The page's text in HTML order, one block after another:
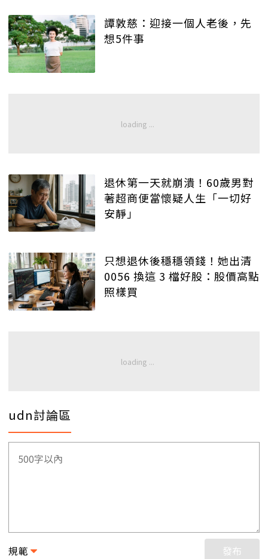
譚敦慈：迎接一個人老後，先
想5件事
退休第一天就崩潰！60歲男對
著超商便當懷疑人生「一切好
安靜」
只想退休後穩穩領錢！她出清
0056 換這 3 檔好股：股價高點
照樣買
udn討論區
規範 發布